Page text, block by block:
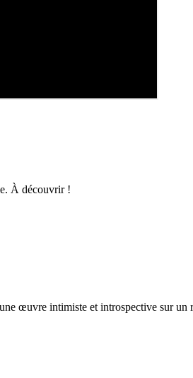
À découvrir !
œuvre intimiste et introspective sur un